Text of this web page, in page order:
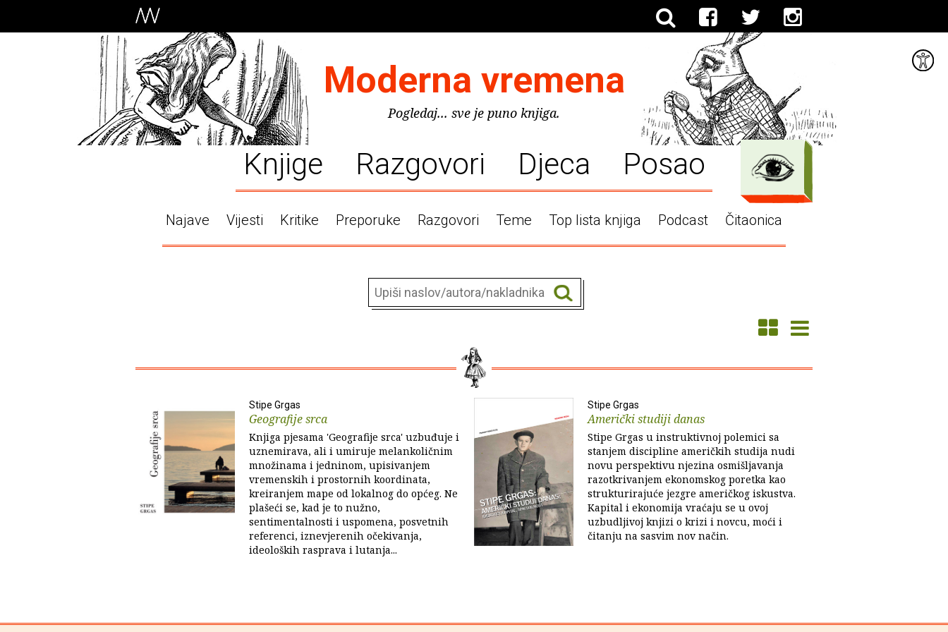
Moderna vremena
Pogledaj... sve je puno knjiga.
Knjige Razgovori Djeca Posao
Najave Vijesti Kritike Preporuke Razgovori Teme Top lista knjiga Podcast Čitaonica
Stipe Grgas
Geografije srca
Knjiga pjesama 'Geografije srca' uzbuđuje i
uznemirava, ali i umiruje melankoličnim
množinama i jedninom, upisivanjem
vremenskih i prostornih koordinata,
kreiranjem mape od lokalnog do općeg. Ne
plašeći se, kad je to nužno,
sentimentalnosti i uspomena, posvetnih
referenci, iznevjerenih očekivanja,
ideoloških rasprava i lutanja...
Stipe Grgas
Američki studiji danas
Stipe Grgas u instruktivnoj polemici sa
stanjem discipline američkih studija nudi
novu perspektivu njezina osmišljavanja
razotkrivanjem ekonomskog poretka kao
strukturirajuće jezgre američkog iskustva.
Kapital i ekonomija vraćaju se u ovoj
uzbudljivoj knjizi o krizi i novcu, moći i
čitanju na sasvim nov način.